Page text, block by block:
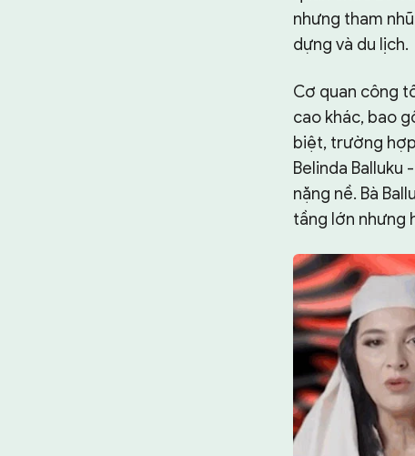
nhưng tham
dựng và du lịch.
Cơ quan công
cao khác, bao
biệt, trường
Belinda
nặng nề. Bà
tầng lớn nhưng